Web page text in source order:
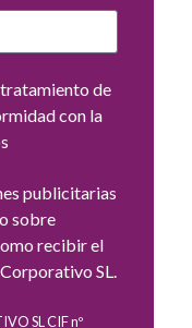
de
con la
publicitarias
sobre
recibir el
SL.
SL CIF nº